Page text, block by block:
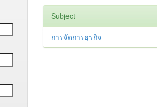
Subject
การจัดการธุรกิจ